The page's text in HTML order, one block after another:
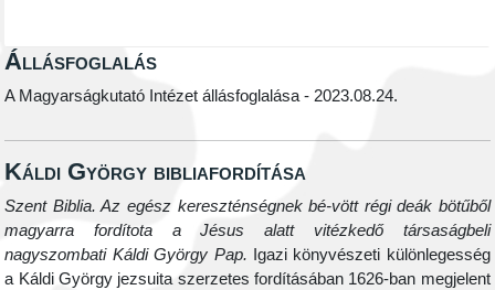
Állásfoglalás
A Magyarságkutató Intézet állásfoglalása - 2023.08.24.
Káldi György bibliafordítása
Szent Biblia. Az egész kereszténségnek bé-vött régi deák bötűből
magyarra fordítota a Jésus alatt vitézkedő társaságbeli
nagyszombati Káldi György Pap. Igazi könyvészeti különlegesség
a Káldi György jezsuita szerzetes fordításában 1626-ban megjelent